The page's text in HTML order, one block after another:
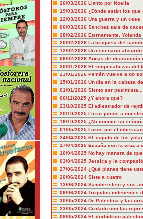
26/03/2026 Llanto por Noelia
19/03/2026 ¿Dónde están los que
12/03/2026 Una guerra y un cese
06/03/2026 Sánchez sale de
28/02/2026 Eternamente, Yolanda
20/02/2026 La bragueta del
12/02/2026 Un escenario
06/02/2026 Armas de distracción
30/01/2026 El rompecabezas del
23/01/2026 Pemán vuelve a do
15/01/2026 Un día en la cabeza
01/01/2026 Siento ser pesimista...
06/11/2025 ¿Y ahora qué?
23/10/2025 El adiestrador de
20/10/2025 Llorar juntos a
16/10/2025 ¿No conoce su
01/05/2025 Locos por el
24/04/2025 El asquito de los
17/04/2025 España con la cruz a
10/04/2025 No hay manera de
03/04/2025 Jessica y la
27/06/2024 ¿Qué planes tiene
20/06/2024 Siete a cuatro
13/06/2024 Sanchezstein y sus
06/06/2024 Truquitos indecentes
30/05/2024 De Palestina y las
23/05/2024 Cuidado con las
09/05/2024 El clorhídrico